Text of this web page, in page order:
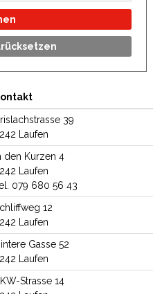
39
Laufen
den Kurzen 4
Laufen
079 680 56 43
12
Laufen
Gasse 52
Laufen
Strasse 14